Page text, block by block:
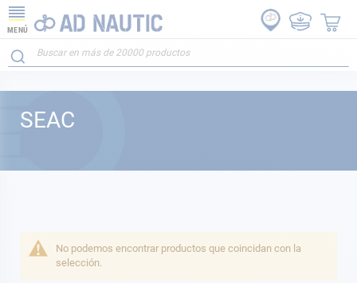
MENÚ
SEAC
No podemos encontrar productos que coincidan con la
selección.